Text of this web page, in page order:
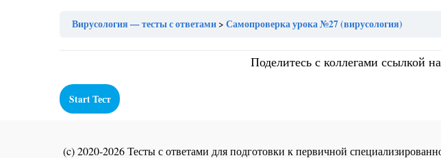
Вирусология — тесты с ответами Самопроверка урока №27 (вирусология)
Поделитесь с коллегами ссылкой
(c) 2020-2026 Тесты с ответами для подготовки к первичной